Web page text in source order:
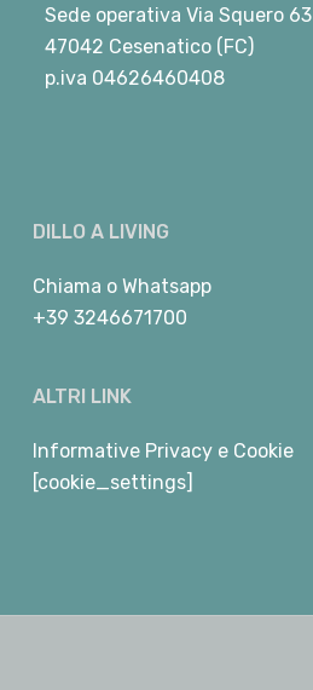
Sede operativa Via Squero 63
47042 Cesenatico (FC)
p.iva 04626460408
DILLO A LIVING
Chiama o Whatsapp
+39 3246671700
ALTRI LINK
Informative Privacy e Cookie
[cookie_settings]